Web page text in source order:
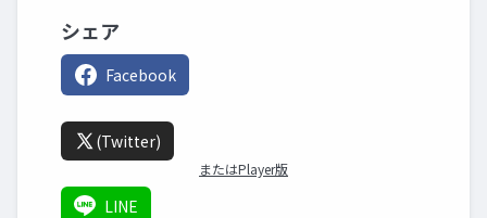
シェア
Facebook
(Twitter)
またはPlayer版
LINE